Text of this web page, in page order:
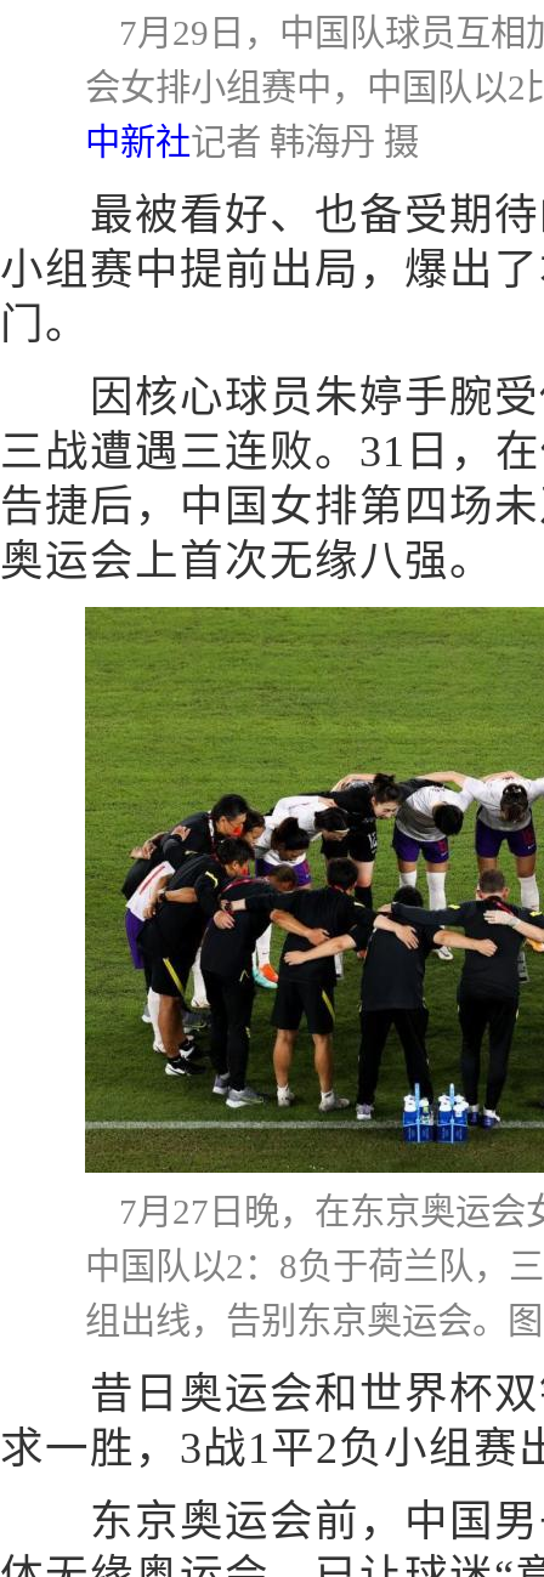
7月29日，中国队球员互
会女排小组赛中，中国队以2
中新社记者 韩海丹 摄
最被看好、也备受期待
小组赛中提前出局，爆出
门。
因核心球员朱婷手腕受
三战遭遇三连败。31日，
告捷后，中国女排第四场
奥运会上首次无缘八强。
7月27日晚，在东京奥运
中国队以2：8负于荷兰队，
组出线，告别东京奥运会。
昔日奥运会和世界杯双
求一胜，3战1平2负小组赛
东京奥运会前，中国男